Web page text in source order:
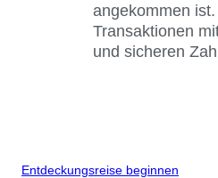
angekommen
Transaktionen
und sicheren
Entdeckungsreise beginnen